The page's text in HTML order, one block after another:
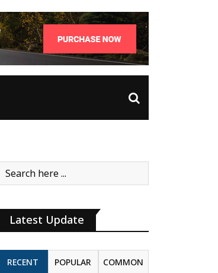
Latest Update
RECENT POPULAR COMMON